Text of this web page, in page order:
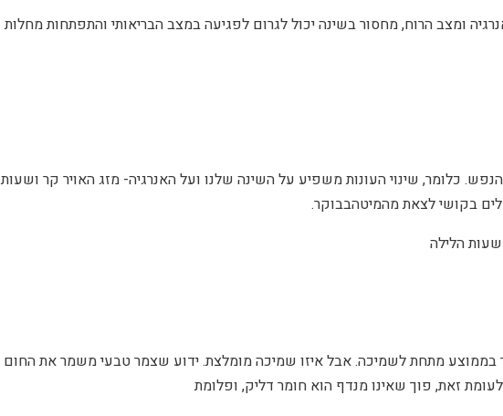
ומצב הרוח, מחסור בשינה יכול לגרום לפגיעה במצב הבריאותי והתפתחות מחלות
כלומר, שינוי העונות משפיע על השינה שלנו ועל האנרגיה- מזג האויר קר ושעות
בקושי לצאת מהמיטהבבוקר.
הלילה
בממוצע מתחת לשמיכה. אבל איזו שמיכה מומלצת. ידוע שצמר טבעי משמר את החום
זאת, פוך שאינו מנדף הוא חומר דליק, ופלומת